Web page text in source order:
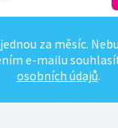
za měsíc.
e-mailu
osobních údajů.